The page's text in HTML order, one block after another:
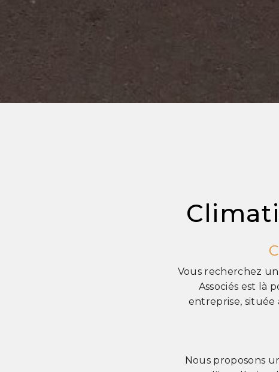
Vous recherchez
Associés est là
entreprise, située
Nous proposons